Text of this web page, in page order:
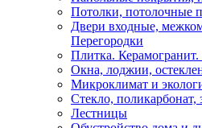
Потолки, потолочные
Двери входные,
Перегородки
Плитка.
Окна, лоджии,
Микроклимат и
Стекло, поликарбонат,
Лестницы